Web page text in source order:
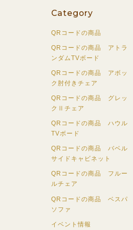
Category
QRコードの商品
QRコードの商品 アトラ
ンダムTVボード
QRコードの商品 アボッ
ク肘付きチェア
QRコードの商品 グレッ
クⅡチェア
QRコードの商品 ハウル
TVボード
QRコードの商品 バベル
サイドキャビネット
QRコードの商品 フルー
ルチェア
QRコードの商品 ベスパ
ソファ
イベント情報